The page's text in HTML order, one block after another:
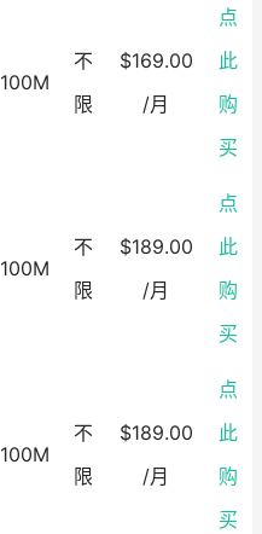
100M
不
限
$169.00
/月
点
此
购
买
100M
不
限
$189.00
/月
点
此
购
买
100M
不
限
$189.00
/月
点
此
购
买